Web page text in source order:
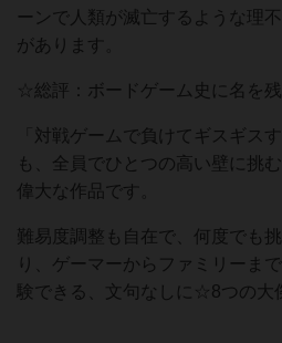
ーンで人類が滅亡するような理
があります。
☆総評：ボードゲーム史に名を
「対戦ゲームで負けてギスギス
も、全員でひとつの高い壁に挑
偉大な作品です。
難易度調整も自在で、何度でも
り、ゲーマーからファミリーま
験できる、文句なしに☆8つの大